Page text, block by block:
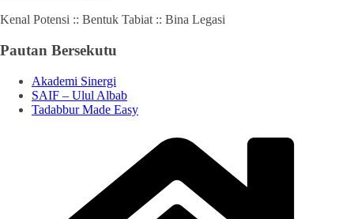
Kenal Potensi :: Bentuk Tabiat :: Bina Legasi
Pautan Bersekutu
Akademi Sinergi
SAIF – Ulul Albab
Tadabbur Made Easy